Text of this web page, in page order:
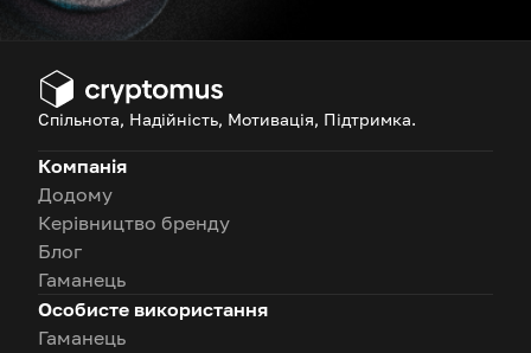
Спільнота, Надійність, Мотивація, Підтримка.
Компанія
Додому
Керівництво бренду
Блог
Гаманець
Особисте використання
Гаманець